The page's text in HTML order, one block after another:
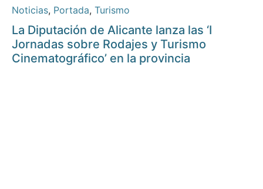
Noticias, Portada, Turismo
La Diputación de Alicante lanza las ‘I
Jornadas sobre Rodajes y Turismo
Cinematográfico’ en la provincia